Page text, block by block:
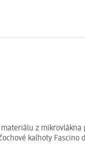
z
kalhoty Fascino